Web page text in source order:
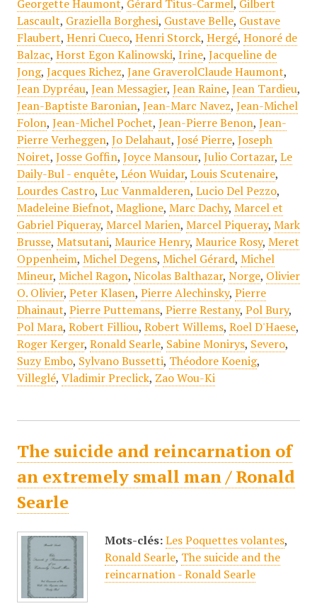
Georgette Haumont, Gérard Titus-Carmel, Gilbert
Lascault, Graziella Borghesi, Gustave Belle, Gustave
Flaubert, Henri Cueco, Henri Storck, Hergé, Honoré de
Balzac, Horst Egon Kalinowski, Irine, Jacqueline de
Jong, Jacques Richez, Jane GraverolClaude Haumont,
Jean Dypréau, Jean Messagier, Jean Raine, Jean Tardieu,
Jean-Baptiste Baronian, Jean-Marc Navez, Jean-Michel
Folon, Jean-Michel Pochet, Jean-Pierre Benon, Jean-
Pierre Verheggen, Jo Delahaut, José Pierre, Joseph
Noiret, Josse Goffin, Joyce Mansour, Julio Cortazar, Le
Daily-Bul - enquête, Léon Wuidar, Louis Scutenaire,
Lourdes Castro, Luc Vanmalderen, Lucio Del Pezzo,
Madeleine Biefnot, Maglione, Marc Dachy, Marcel et
Gabriel Piqueray, Marcel Marien, Marcel Piqueray, Mark
Brusse, Matsutani, Maurice Henry, Maurice Rosy, Meret
Oppenheim, Michel Degens, Michel Gérard, Michel
Mineur, Michel Ragon, Nicolas Balthazar, Norge, Olivier
O. Olivier, Peter Klasen, Pierre Alechinsky, Pierre
Dhainaut, Pierre Puttemans, Pierre Restany, Pol Bury,
Pol Mara, Robert Filliou, Robert Willems, Roel D'Haese,
Roger Kerger, Ronald Searle, Sabine Monirys, Severo,
Suzy Embo, Sylvano Bussetti, Théodore Koenig,
Villeglé, Vladimir Preclick, Zao Wou-Ki
The suicide and reincarnation of
an extremely small man / Ronald
Searle
Mots-clés: Les Poquettes volantes,
Ronald Searle, The suicide and the
reincarnation - Ronald Searle